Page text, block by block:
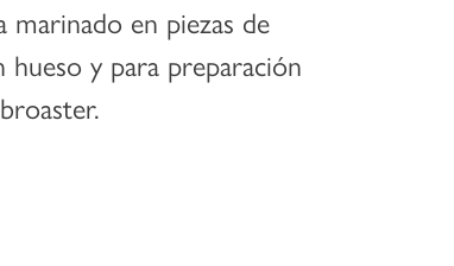
marinado en piezas de
hueso y para preparación